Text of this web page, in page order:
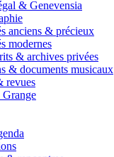
& Genevensia
anciens & précieux
modernes
& archives privées
& documents musicaux
revues